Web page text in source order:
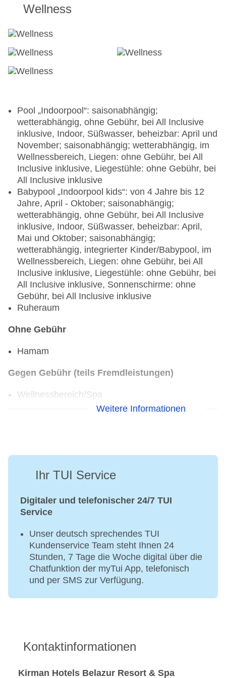
Uhr - 16:00 Uhr, bei All Inclusive inklusive
Bar „Bar auf dem Steg“: Juni - September;
Uhr - 17:30 Uhr, bei All Inclusive inklusive
Bar „Sunset Bar“: Mai - September;
Uhr - 22:00 Uhr, bei All Inclusive inklusive
Wellness
Pool „Indoorpool“: saisonabhängig;
wetterabhängig, ohne Gebühr, bei All Inclusive
inklusive, Indoor, Süßwasser, beheizbar: April und
November; saisonabhängig; wetterabhängig, im
Wellnessbereich, Liegen: ohne Gebühr, bei All
Inclusive inklusive, Liegestühle: ohne Gebühr, bei
All Inclusive inklusive
Babypool „Indoorpool kids“: von 4 Jahre bis 12
Jahre, April - Oktober; saisonabhängig;
wetterabhängig, ohne Gebühr, bei All Inclusive
inklusive, Indoor, Süßwasser, beheizbar: April,
Mai und Oktober; saisonabhängig;
wetterabhängig, integrierter Kinder/Babypool, im
Wellnessbereich, Liegen: ohne Gebühr, bei All
Inclusive inklusive, Liegestühle: ohne Gebühr, bei
All Inclusive inklusive, Sonnenschirme: ohne
Gebühr, bei All Inclusive inklusive
Ruheraum
Ohne Gebühr
Hamam
Gegen Gebühr (teils Fremdleistungen)
Wellnessbereich/Spa
Massagen: HamammassageWeitere Informationen
Ihr TUI Service
Digitaler und telefonischer 24/7 TUI
Service
Unser deutsch sprechendes TUI
Kundenservice Team steht Ihnen 24
Stunden, 7 Tage die Woche digital über die
Chatfunktion der myTui App, telefonisch
und per SMS zur Verfügung.
Kontaktinformationen
Kirman Hotels Belazur Resort & Spa